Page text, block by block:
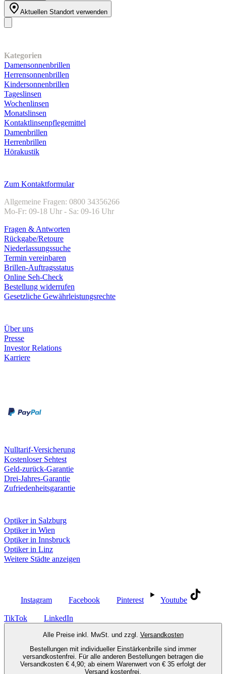
Aktuellen Standort verwenden
Kategorien
Damensonnenbrillen
Herrensonnenbrillen
Kindersonnenbrillen
Tageslinsen
Wochenlinsen
Monatslinsen
Kontaktlinsenpflegemittel
Damenbrillen
Herrenbrillen
Hörakustik
Zum Kontaktformular
Allgemeine Fragen: 0800 34356266
Mo-Fr: 09-18 Uhr - Sa: 09-16 Uhr
Fragen & Antworten
Rückgabe/Retoure
Niederlassungssuche
Termin vereinbaren
Brillen-Auftragsstatus
Online Seh-Check
Bestellung widerrufen
Gesetzliche Gewährleistungsrechte
Über uns
Presse
Investor Relations
Karriere
Nulltarif-Versicherung
Kostenloser Sehtest
Geld-zurück-Garantie
Drei-Jahres-Garantie
Zufriedenheitsgarantie
Optiker in Salzburg
Optiker in Wien
Optiker in Innsbruck
Optiker in Linz
Weitere Städte anzeigen
Instagram Facebook Pinterest Youtube
TikTok LinkedIn
Alle Preise inkl. MwSt. und zzgl. Versandkosten
Bestellungen mit individueller Einstärkenbrille sind immer
versandkostenfrei. Für alle anderen Bestellungen betragen die
Versandkosten € 4,90; ab einem Warenwert von € 35 erfolgt der
Versand kostenfrei.